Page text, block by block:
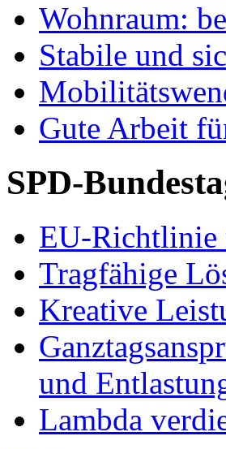
Wohnraum:
Stabile und
Gute Arbeit
SPD-
EU-Richtlinie
Tragfähige
Kreative
und
Lambda